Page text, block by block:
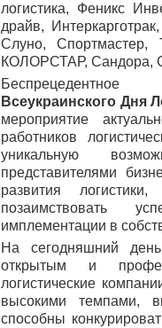
логистика, Феникс
драйв,
Слуно,
КОЛОРСТАР, Сандора,
Всеукраинского Дня
мероприятие
работников
уникальную
представителями
развития
позаимствовать
имплементации в
На сегодняшний
открытым и
логистические
высокими темпами,
способны